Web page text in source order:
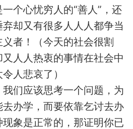
个心忧穷人的“善人”，还
却又有很多人人人都争当
者！（今天的社会很割
人人热衷的事情在社会中
人悲哀了）
们应该思考一个问题，为
办学，而要依靠乞讨去办
象是正常的，那证明你已